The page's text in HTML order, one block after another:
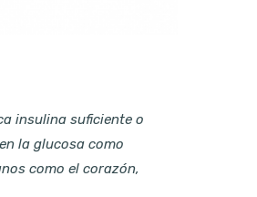
insulina suficiente o
la glucosa como
como el corazón,